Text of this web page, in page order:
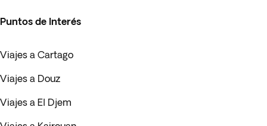
Puntos de Interés
Viajes a Cartago
Viajes a Douz
Viajes a El Djem